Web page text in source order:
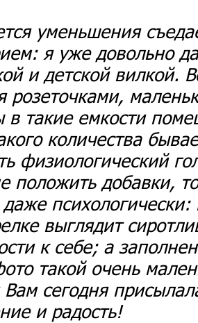
уменьшения
я уже довольно
и детской вилкой.
розеточками,
в такие емкости
количества
физиологический
положить добавки,
выглядит
к себе; а
такой очень
сегодня
и радость!